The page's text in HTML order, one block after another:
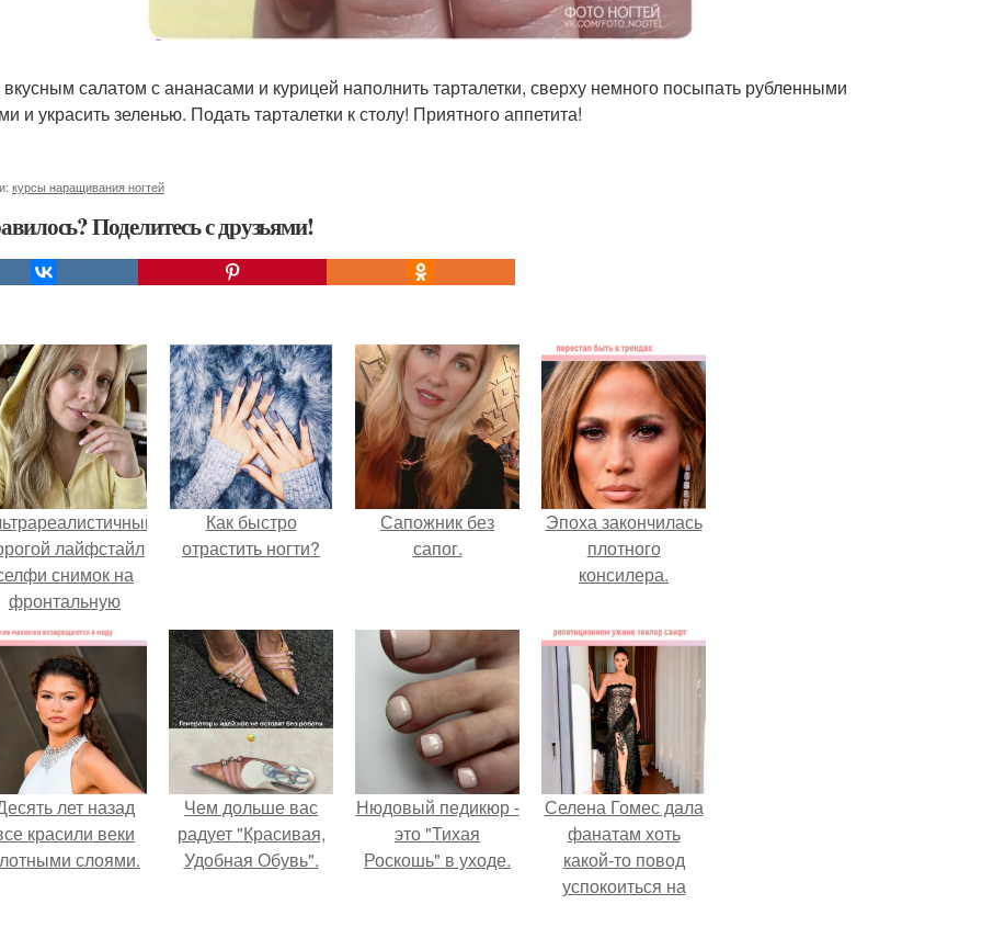
салатом с ананасами и курицей наполнить тарталетки, сверху немного посыпать рубленными
и украсить зеленью. Подать тарталетки к столу! Приятного аппетита!
курсы наращивания ногтей
Поделитесь с друзьями!
лайфстайл
снимок на
фронтальную
камеру.
Как быстро
отрастить ногти?
Сапожник без
сапог.
Эпоха закончилась
плотного
консилера.
лет назад
красили веки
слоями.
Чем дольше вас
радует "Красивая,
Удобная Обувь".
Нюдовый педикюр -
это "Тихая
Роскошь" в уходе.
Селена Гомес дала
фанатам хоть
какой-то повод
успокоиться на